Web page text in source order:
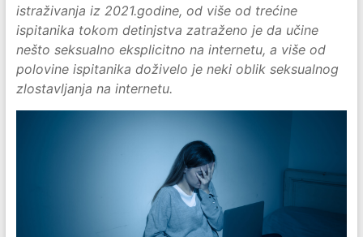
istraživanja iz 2021.godine, od više od trećine
ispitanika tokom detinjstva zatraženo je da učine
nešto seksualno eksplicitno na internetu, a više od
polovine ispitanika doživelo je neki oblik seksualnog
zlostavljanja na internetu.